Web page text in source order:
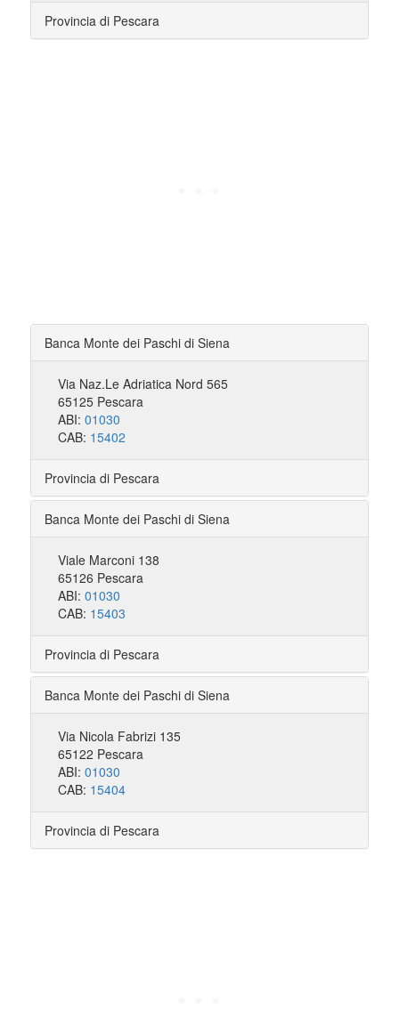
Provincia di Pescara
Banca Monte dei Paschi di Siena
Via Naz.Le Adriatica Nord 565
65125 Pescara
ABI: 01030
CAB: 15402
Provincia di Pescara
Banca Monte dei Paschi di Siena
Viale Marconi 138
65126 Pescara
ABI: 01030
CAB: 15403
Provincia di Pescara
Banca Monte dei Paschi di Siena
Via Nicola Fabrizi 135
65122 Pescara
ABI: 01030
CAB: 15404
Provincia di Pescara